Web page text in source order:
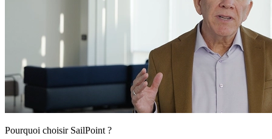
Pourquoi choisir SailPoint ?